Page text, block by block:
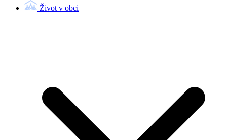
Život v obci